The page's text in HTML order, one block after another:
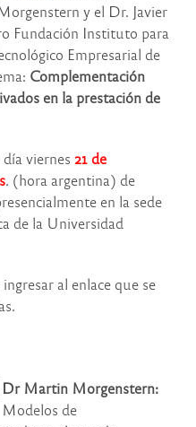
y el Dr. Javier
Fundación Instituto para
Empresarial de
Complementación
en la prestación de
viernes 21 de
. (hora argentina) de
en la sede
de la Universidad
al enlace que se
Dr Martin Morgenstern:
Modelos de